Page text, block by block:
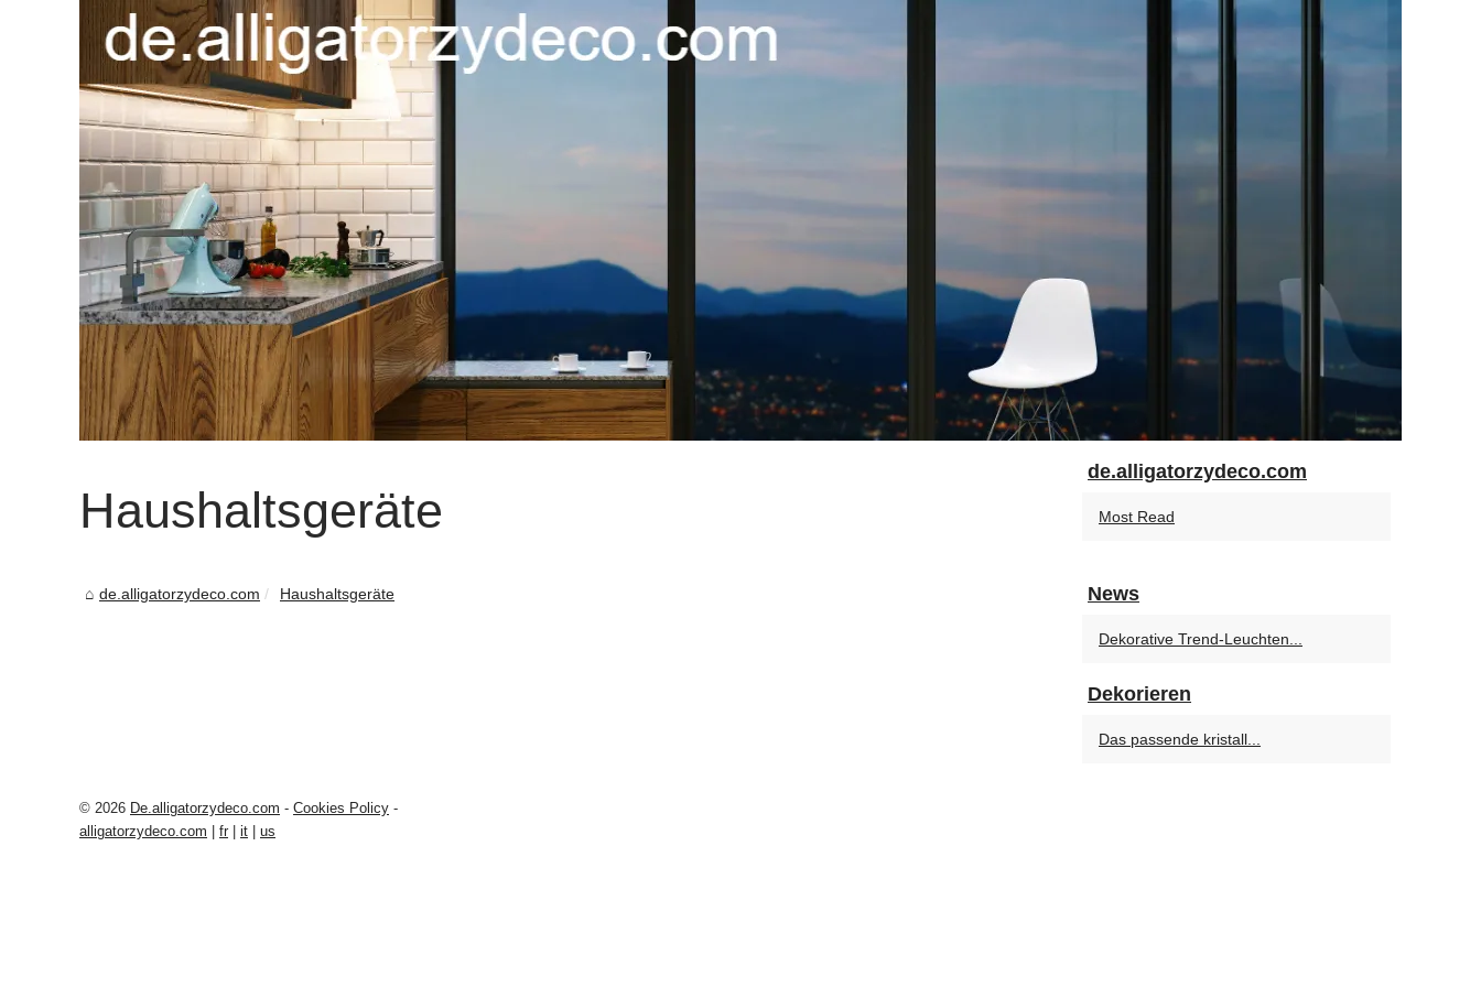
Haushaltsgeräte
de.alligatorzydeco.com Haushaltsgeräte
de.alligatorzydeco.com
Most Read
News
Dekorative Trend-Leuchten...
Dekorieren
Das passende kristall...
© 2026 De.alligatorzydeco.com - Cookies Policy -
alligatorzydeco.com
fr it us